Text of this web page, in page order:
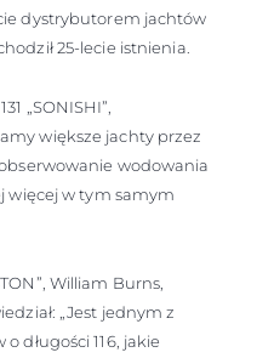
dystrybutorem jachtów
25-lecie istnienia.
„SONISHI”,
większe jachty przez
wodowania
więcej w tym samym
William Burns,
„Jest jednym z
długości 116, jakie